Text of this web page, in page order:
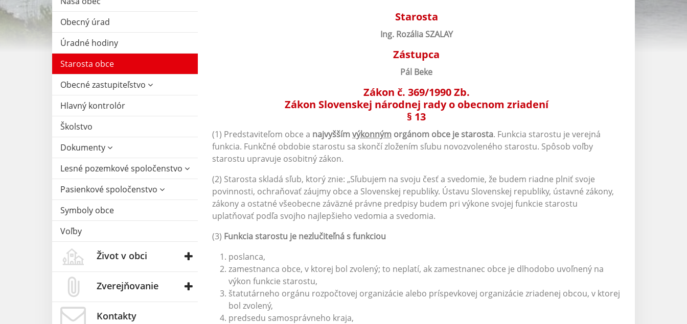
Obecný úrad
Úradné hodiny
Starosta obce
Obecné zastupiteľstvo
Hlavný kontrolór
Školstvo
Dokumenty
Lesné pozemkové spoločenstvo
Pasienkové spoločenstvo
Symboly obce
Voľby
Život v obci
Zverejňovanie
Kontakty
Starosta
Ing. Rozália SZALAY
Zástupca
Pál Beke
Zákon č. 369/1990 Zb.
Zákon Slovenskej národnej rady o obecnom zriadení
§ 13
(1) Predstaviteľom obce a najvyššímvýkonným orgánom obce je starosta. Funkcia starostu je verejná
funkcia. Funkčné obdobie starostu sa skončí zložením sľubu novozvoleného starostu. Spôsob voľby
starostu upravuje osobitný zákon.
(2) Starosta skladá sľub, ktorý znie: „Sľubujem na svoju česť a svedomie, že budem riadne plniť svoje
povinnosti, ochraňovať záujmy obce a Slovenskej republiky. Ústavu Slovenskej republiky, ústavné zákony,
zákony a ostatné všeobecne záväzné právne predpisy budem pri výkone svojej funkcie starostu
uplatňovať podľa svojho najlepšieho vedomia a svedomia.
(3) Funkcia starostu je nezlučiteľná s funkciou
poslanca,
zamestnanca obce, v ktorej bol zvolený; to neplatí, ak zamestnanec obce je dlhodobo uvoľnený na
výkon funkcie starostu,
štatutárneho orgánu rozpočtovej organizácie alebo príspevkovej organizácie zriadenej obcou, v ktorej
bol zvolený,
predsedu samosprávneho kraja,